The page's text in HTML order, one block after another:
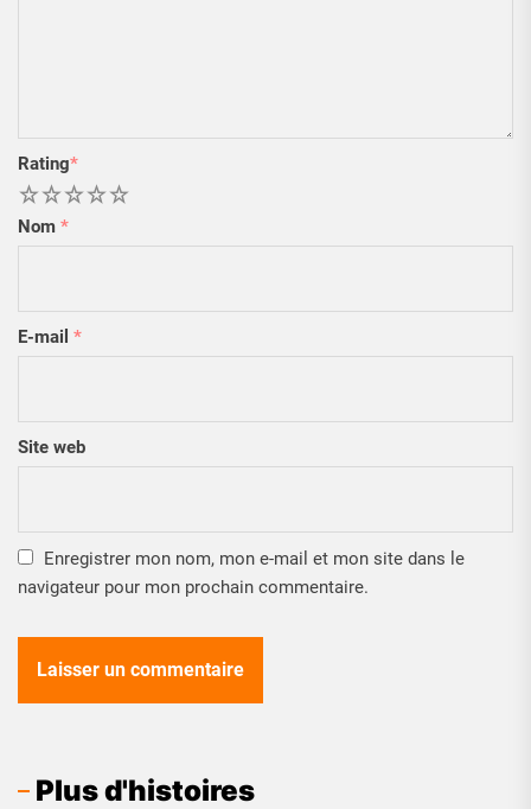
Rating*
5
4
3
2
Nom *
E-mail *
Site web
Enregistrer mon nom, mon e-mail et mon site dans le
navigateur pour mon prochain commentaire.
Plus d'histoires